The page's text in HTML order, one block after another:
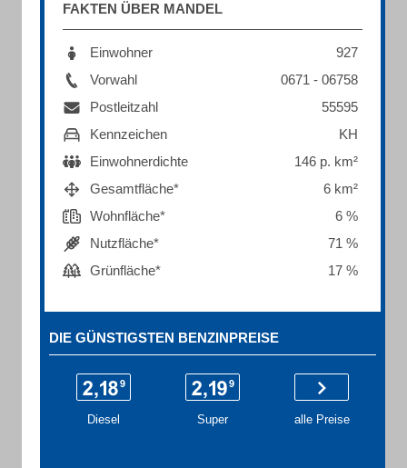
FAKTEN ÜBER MANDEL
Einwohner
927
Vorwahl
0671 - 06758
Postleitzahl
55595
Kennzeichen
KH
Einwohnerdichte
146 p. km²
Gesamtfläche*
6 km²
Wohnfläche*
6 %
Nutzfläche*
71 %
Grünfläche*
17 %
DIE GÜNSTIGSTEN BENZINPREISE
Diesel Super alle Preise